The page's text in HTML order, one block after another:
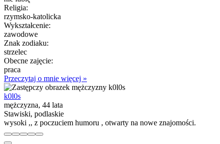
Religia:
rzymsko-katolicka
Wykształcenie:
zawodowe
Znak zodiaku:
strzelec
Obecne zajęcie:
praca
Przeczytaj o mnie więcej »
k0l0s
mężczyzna, 44 lata
Stawiski, podlaskie
wysoki ,, z poczuciem humoru , otwarty na nowe znajomości.